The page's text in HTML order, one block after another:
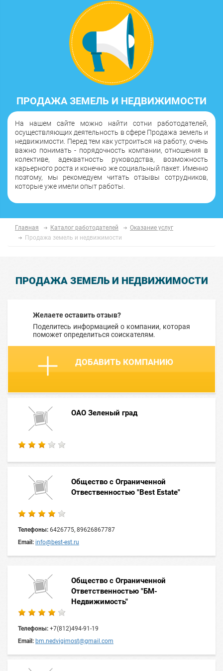
ПРОДАЖА ЗЕМЕЛЬ И НЕДВИЖИМОСТИ
На нашем сайте можно найти сотни работодателей,
осуществляющих деятельность в сфере Продажа земель и
недвижимости. Перед тем как устроиться на работу, очень
важно понимать - порядочность компании, отношения в
колективе, адекватность руководства, возможность
карьерного роста и конечно же социальный пакет. Именно
поэтому, мы рекомедуем читать отзывы сотрудников,
которые уже имели опыт работы.
Главная Каталог работодателей
Оказание услуг
Продажа земель и недвижимости
ПРОДАЖА ЗЕМЕЛЬ И НЕДВИЖИМОСТИ
Желаете оставить отзыв?
Поделитесь информацией о компании, которая
поможет определиться соискателям.
ДОБАВИТЬ КОМПАНИЮ
ОАО Зеленый град
Общество с Ограниченной
Отвественностью "Best Estate"
Телефоны: 6426775, 89626867787
Email: info@best-est.ru
Общество с Ограниченной
Ответственностью "БМ-
Недвижимость"
Телефоны: +7(812)494-91-19
Email: bm.nedvigimost@gmail.com